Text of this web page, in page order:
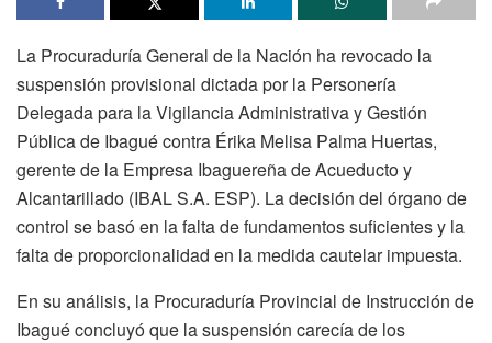
La Procuraduría General de la Nación ha revocado la
suspensión provisional dictada por la Personería
Delegada para la Vigilancia Administrativa y Gestión
Pública de Ibagué contra Érika Melisa Palma Huertas,
gerente de la Empresa Ibaguereña de Acueducto y
Alcantarillado (IBAL S.A. ESP). La decisión del órgano de
control se basó en la falta de fundamentos suficientes y la
falta de proporcionalidad en la medida cautelar impuesta.
En su análisis, la Procuraduría Provincial de Instrucción de
Ibagué concluyó que la suspensión carecía de los